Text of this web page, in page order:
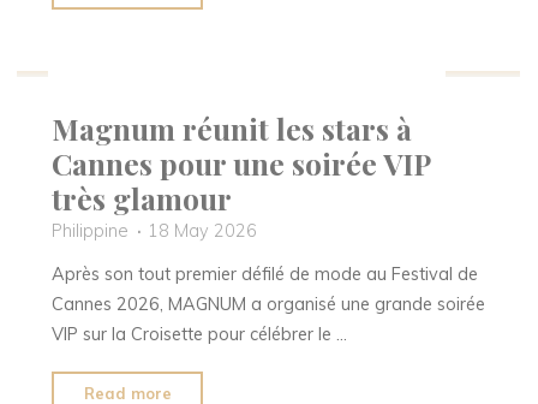
jours
un
tourisme
durable
au
du
vélo
et
de
Magnum réunit les stars à
Cannes pour une soirée VIP
très glamour
Philippine
18 May 2026
Après son tout premier défilé de mode au Festival de
Cannes 2026, MAGNUM a organisé une grande soirée
VIP sur la Croisette pour célébrer le …
Read more